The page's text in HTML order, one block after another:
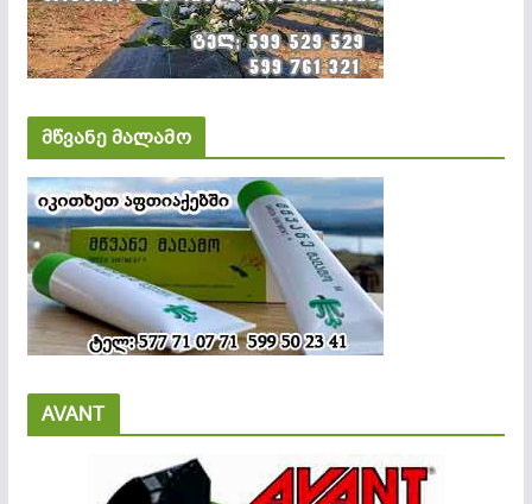
მწვანე მალამო
AVANT